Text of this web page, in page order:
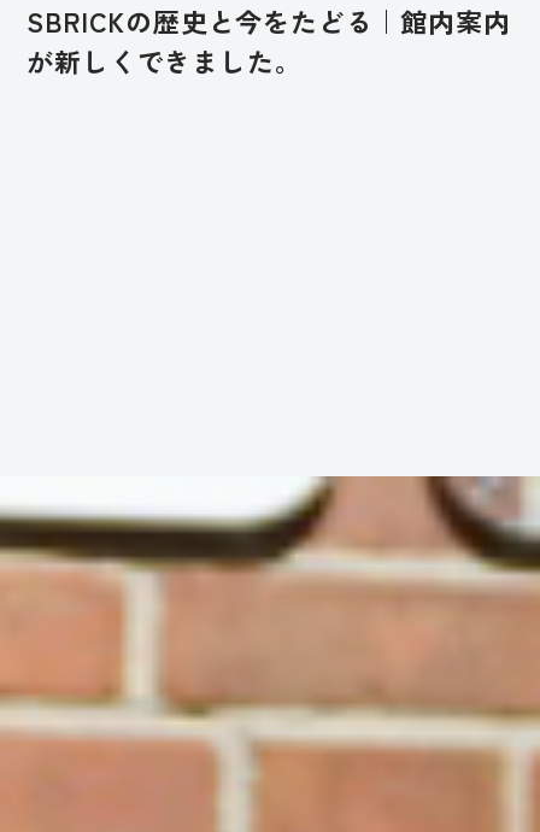
SBRICKの歴史と今をたどる｜館内案内
が新しくできました。